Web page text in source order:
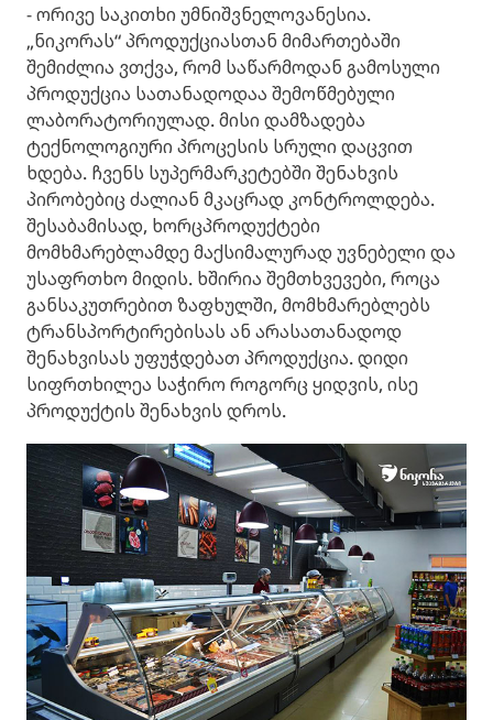
- ორივე საკითხი უმნიშვნელოვანესია.
„ნიკორას“ პროდუქციასთან მიმართებაში
შემიძლია ვთქვა, რომ საწარმოდან გამოსული
პროდუქცია სათანადოდაა შემოწმებული
ლაბორატორიულად. მისი დამზადება
ტექნოლოგიური პროცესის სრული დაცვით
ხდება. ჩვენს სუპერმარკეტებში შენახვის
პირობებიც ძალიან მკაცრად კონტროლდება.
შესაბამისად, ხორცპროდუქტები
მომხმარებლამდე მაქსიმალურად უვნებელი და
უსაფრთხო მიდის. ხშირია შემთხვევები, როცა
განსაკუთრებით ზაფხულში, მომხმარებლებს
ტრანსპორტირებისას ან არასათანადოდ
შენახვისას უფუჭდებათ პროდუქცია. დიდი
სიფრთხილეა საჭირო როგორც ყიდვის, ისე
პროდუქტის შენახვის დროს.